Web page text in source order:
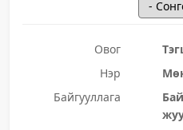
Овог
Нэр
Байгууллага